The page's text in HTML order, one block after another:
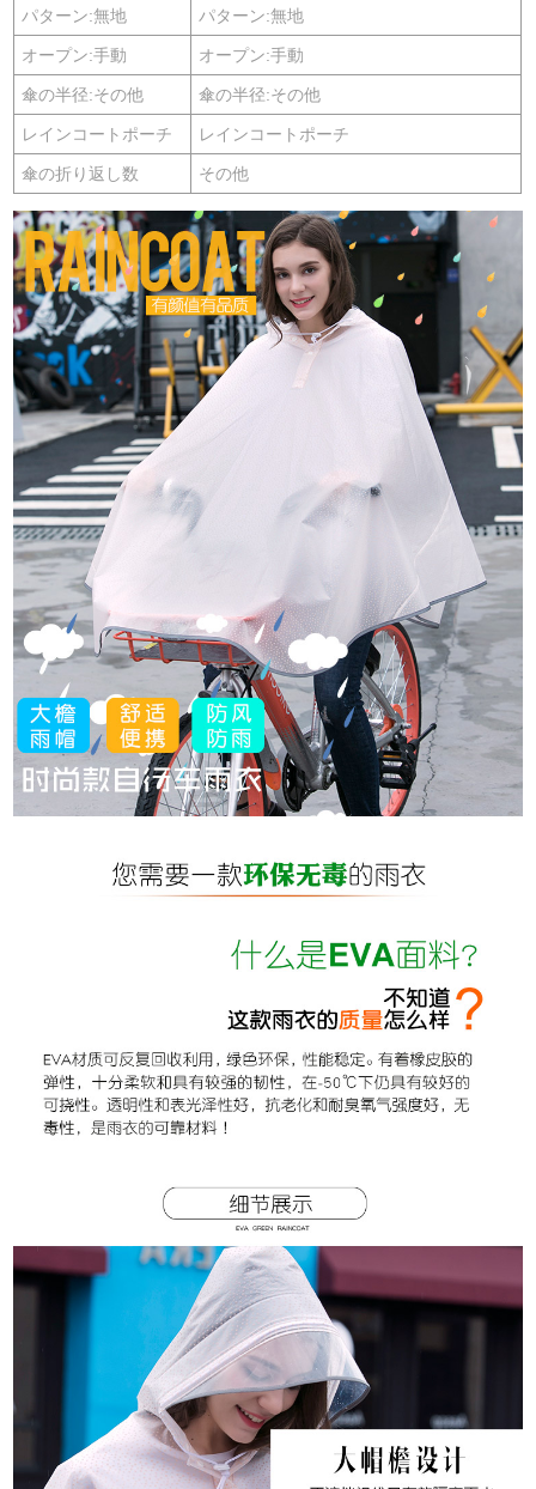
パターン:無地 パターン:無地
オープン:手動 オープン:手動
傘の半径:その他 傘の半径:その他
レインコートポーチ レインコートポーチ
傘の折り返し数 その他